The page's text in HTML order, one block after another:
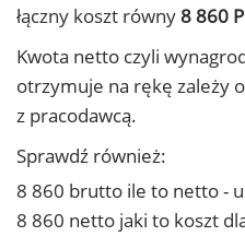
łączny koszt równy8 860
Kwota netto czyli
otrzymuje na rękę zależy
z pracodawcą.
Sprawdź również:
8 860 brutto ile to netto -
8 860 netto jaki to koszt